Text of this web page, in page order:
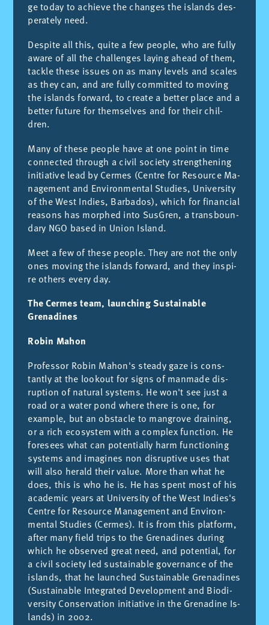
ge to­day to achie­ve the chan­ges the is­lands des­
pe­ra­tely need.
Des­pi­te all this, qui­te a few peo­ple, who are fu­lly
awa­re of all the cha­llen­ges la­ying ahead of them,
ta­ckle the­se is­sues on as many le­vels and sca­les
as they can, and are fu­lly com­mit­ted to mo­ving
the is­lands for­ward, to crea­te a bet­ter pla­ce and a
bet­ter fu­tu­re for them­sel­ves and for their chil­
dren.
Many of the­se peo­ple have at one point in time
con­nec­ted th­rough a ci­vil so­ciety strengt­he­ning
initia­ti­ve lead by Cer­mes (Cen­tre for Re­sour­ce Ma­
na­ge­ment and En­vi­ron­men­tal Stu­dies, Uni­ver­sity
of the West In­dies, Bar­ba­dos), which for fi­nan­cial
reasons has morp­hed into Sus­Gren, a trans­boun­
dary NGO ba­sed in Union Is­land.
Meet a few of the­se peo­ple. They are not the only
ones mo­ving the is­lands for­ward, and they ins­pi­
re ot­hers every day.
The Cermes team, launching Sustainable
Grenadines
Robin Mahon
Pro­fes­sor Ro­bin Maho­n's steady gaze is cons­
tantly at the loo­kout for signs of man­ma­de dis­
rup­tion of na­tu­ral sys­tems. He wo­n't see just a
road or a wa­ter pond whe­re the­re is one, for
exam­ple, but an obs­ta­cle to man­gro­ve drai­ning,
or a rich ecosys­tem with a com­plex fun­ction. He
fo­re­sees what can po­ten­tia­lly harm fun­ctio­ning
sys­tems and ima­gi­nes non dis­rup­ti­ve uses that
will also he­rald their va­lue. More than what he
does, this is who he is. He has spent most of his
aca­de­mic years at Uni­ver­sity of the West In­die­s's
Cen­tre for Re­sour­ce Ma­na­ge­ment and En­vi­ron­
men­tal Stu­dies (Cer­mes). It is from this plat­form,
af­ter many field trips to the Gre­na­di­nes du­ring
which he ob­ser­ved great need, and po­ten­tial, for
a ci­vil so­ciety led sus­tai­na­ble go­ver­nan­ce of the
is­lands, that he laun­ched Sus­tai­na­ble Gre­na­di­nes
(Sus­tai­na­ble In­te­gra­ted De­ve­lop­ment and Bio­di­
ver­sity Con­ser­va­tion initia­ti­ve in the Gre­na­di­ne Is­
lands) in 2002.